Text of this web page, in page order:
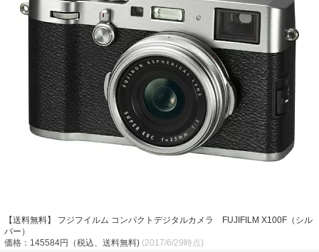
【送料無料】 フジフイルム コンパクトデジタルカメラ FUJIFILM X100F（シル
バー）
価格：145584円（税込、送料無料) (2017/6/29時点)